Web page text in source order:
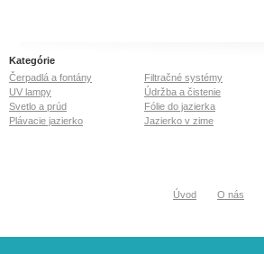
Kategórie
Čerpadlá a fontány
Filtračné systémy
UV lampy
Údržba a čistenie
Svetlo a prúd
Fólie do jazierka
Plávacie jazierko
Jazierko v zime
Úvod O nás